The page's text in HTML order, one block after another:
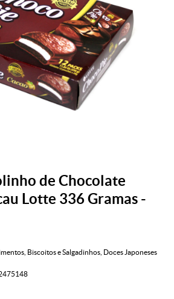
de Chocolate
Lotte 336 Gramas -
Biscoitos e Salgadinhos Doces Japoneses